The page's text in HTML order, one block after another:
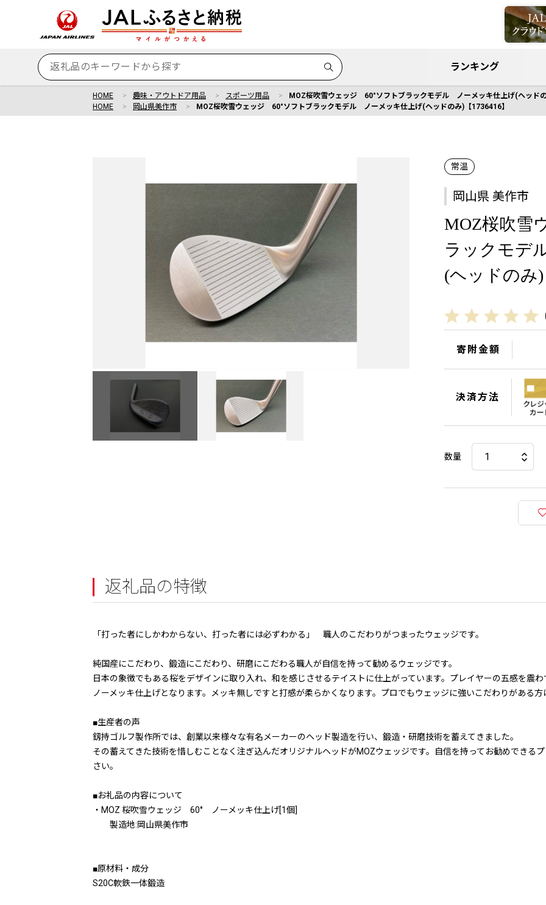
ランキング
HOME 趣味・アウトドア用品 スポーツ用品
MOZ桜吹雪ウェッジ 60°ソフトブラックモデル ノーメッキ仕上げ(ヘッドの
HOME
岡山県美作市 MOZ桜吹雪ウェッジ 60°ソフトブラックモデル ノーメッキ仕上げ(ヘッドのみ)【1736416】
常温
岡山県 美作市
MOZ桜吹雪
ラックモデ
(ヘッドのみ)
寄附金額
決済方法
数量
返礼品の特徴
「打った者にしかわからない、打った者には必ずわかる」 職人のこだわりがつまったウェッジです。
純国産にこだわり、鍛造にこだわり、研磨にこだわる職人が自信を持って勧めるウェッジです。
日本の象徴でもある桜をデザインに取り入れ、和を感じさせるテイストに仕上がっています。プレイヤーの五感を震わ
ノーメッキ仕上げとなります。メッキ無しですと打感が柔らかくなります。プロでもウェッジに強いこだわりがある方
■生産者の声
釼持ゴルフ製作所では、創業以来様々な有名メーカーのヘッド製造を行い、鍛造・研磨技術を蓄えてきました。
その蓄えてきた技術を惜しむことなく注ぎ込んだオリジナルヘッドがMOZウェッジです。自信を持ってお勧めできる
さい。
■お礼品の内容について
・MOZ 桜吹雪ウェッジ 60° ノーメッキ仕上げ[1個]
製造地:岡山県美作市
■原材料・成分
S20C軟鉄一体鍛造